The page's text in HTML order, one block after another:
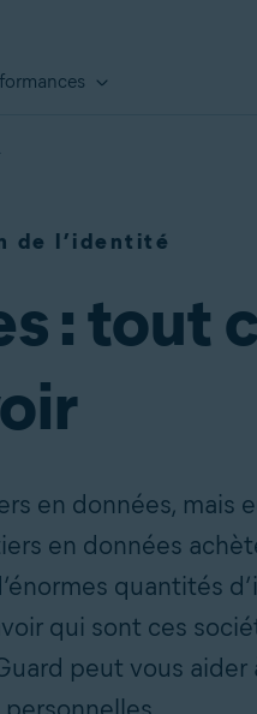
de l’identité
: tout
en données, mais
en données
quantités
qui sont ces
peut vous